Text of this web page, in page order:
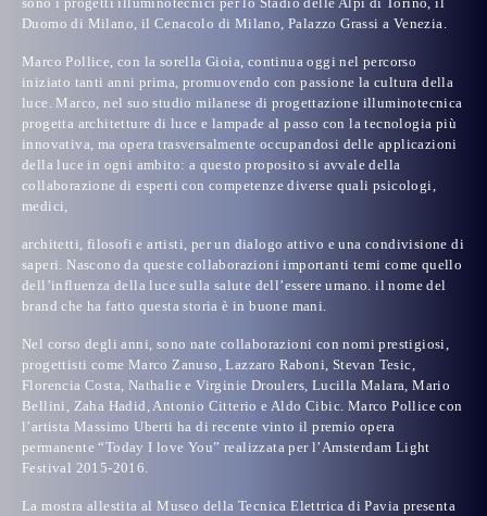
Duomo di Milano, il Cenacolo di Milano, Palazzo Grassi a Venezia.
Marco Pollice, con la sorella Gioia, continua oggi nel percorso
iniziato tanti anni prima, promuovendo con passione la cultura della
luce . Marco, nel suo studio milanese di progettazione illuminotecnica
progetta architetture di luce e lampade al passo con la tecnologia più
innovativa, ma opera trasversalmente occupandosi delle applicazioni
della luce in ogni ambito: a questo proposito si avvale della
collaborazione di esperti con competenze diverse quali psicologi,
medici,
architetti, filosofi e artisti, per un dialogo attivo e una condivisione di
saperi. Nascono da queste collaborazioni importanti temi come quello
dell’influenza della luce sulla salute dell’essere umano. il nome del
brand che ha fatto questa storia è in buone mani.
Nel corso degli anni, sono nate collaborazioni con nomi prestigiosi,
progettisti come Marco Zanuso, Lazzaro Raboni, Stevan Tesic,
Florencia Costa, Nathalie e Virginie Droulers, Lucilla Malara, Mario
Bellini, Zaha Hadid, Antonio Citterio e Aldo Cibic. Marco Pollice con
l’artista Massimo Uberti ha di recente vinto il premio opera
permanente “Today I love You” realizzata per l’Amsterdam Light
Festival 2015-2016.
La mostra allestita al Museo della Tecnica Elettrica di Pavia presenta